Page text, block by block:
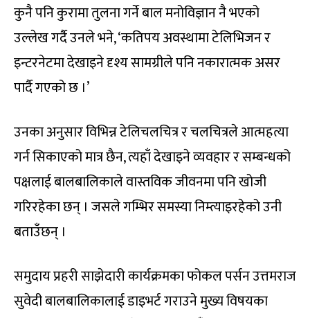
कुनै पनि कुरामा तुलना गर्ने बाल मनोविज्ञान नै भएको
उल्लेख गर्दै उनले भने, ‘कतिपय अवस्थामा टेलिभिजन र
इन्टरनेटमा देखाइने दृश्य सामग्रीले पनि नकारात्मक असर
पार्दै गएको छ ।’
उनका अनुसार विभिन्न टेलिचलचित्र र चलचित्रले आत्महत्या
गर्न सिकाएको मात्र छैन, त्यहाँ देखाइने व्यवहार र सम्बन्धको
पक्षलाई बालबालिकाले वास्तविक जीवनमा पनि खोजी
गरिरहेका छन् । जसले गम्भिर समस्या निम्त्याइरहेको उनी
बताउँछन् ।
समुदाय प्रहरी साझेदारी कार्यक्रमका फोकल पर्सन उत्तमराज
सुवेदी बालबालिकालाई डाइभर्ट गराउने मुख्य विषयका